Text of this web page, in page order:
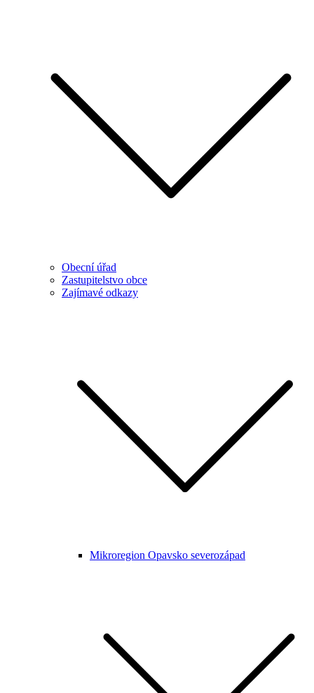
Obecní úřad
Zastupitelstvo obce
Zajímavé odkazy
Mikroregion Opavsko severozápad